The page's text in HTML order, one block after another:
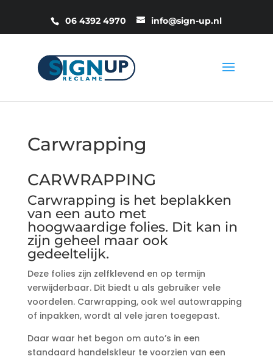
06 4392 4970 info@sign-up.nl
Carwrapping
CARWRAPPING
Carwrapping is het beplakken
van een auto met
hoogwaardige folies. Dit kan in
zijn geheel maar ook
gedeeltelijk.
Deze folies zijn zelfklevend en op termijn
verwijderbaar. Dit biedt u als gebruiker vele
voordelen. Carwrapping, ook wel autowrapping
of inpakken, wordt al vele jaren toegepast.
Daar waar het begon om auto’s in een
standaard handelskleur te voorzien van een